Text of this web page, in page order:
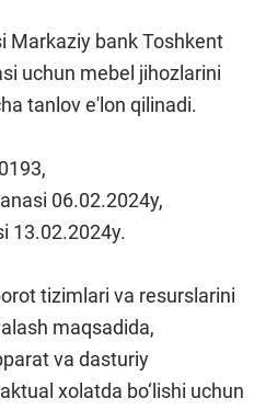
Markaziy bank Toshkent
uchun mebel jihozlarini
tanlov e'lon qilinadi.
06.02.2024y,
13.02.2024y.
tizimlari va resurslarini
maqsadida,
va dasturiy
xolatda bo‘lishi uchun